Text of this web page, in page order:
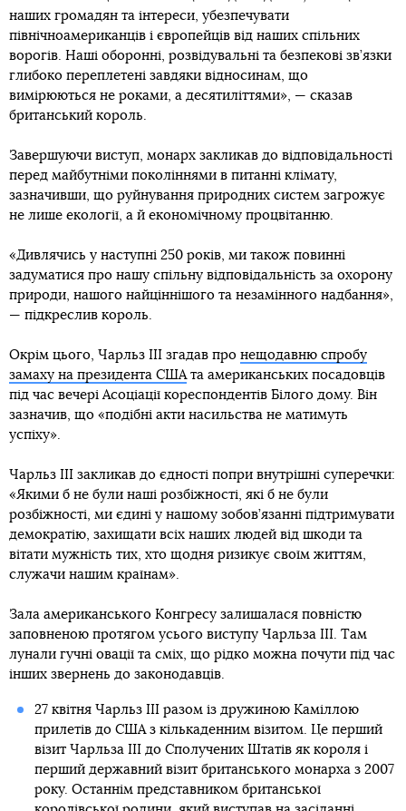
наших громадян та інтереси, убезпечувати
північноамериканців і європейців від наших спільних
ворогів. Наші оборонні, розвідувальні та безпекові зв’язки
глибоко переплетені завдяки відносинам, що
вимірюються не роками, а десятиліттями», — сказав
британський король.
Завершуючи виступ, монарх закликав до відповідальності
перед майбутніми поколіннями в питанні клімату,
зазначивши, що руйнування природних систем загрожує
не лише екології, а й економічному процвітанню.
«Дивлячись у наступні 250 років, ми також повинні
задуматися про нашу спільну відповідальність за охорону
природи, нашого найціннішого та незамінного надбання»,
— підкреслив король.
Окрім цього, Чарльз III згадав про нещодавню спробу
замаху на президента США та американських посадовців
під час вечері Асоціації кореспондентів Білого дому. Він
зазначив, що «подібні акти насильства не матимуть
успіху».
Чарльз III закликав до єдності попри внутрішні суперечки:
«Якими б не були наші розбіжності, які б не були
розбіжності, ми єдині у нашому зобов’язанні підтримувати
демократію, захищати всіх наших людей від шкоди та
вітати мужність тих, хто щодня ризикує своїм життям,
служачи нашим країнам».
Зала американського Конгресу залишалася повністю
заповненою протягом усього виступу Чарльза III. Там
лунали гучні овації та сміх, що рідко можна почути під час
інших звернень до законодавців.
27 квітня Чарльз III разом із дружиною Каміллою
прилетів до США з кількаденним візитом. Це перший
візит Чарльза III до Сполучених Штатів як короля і
перший державний візит британського монарха з 2007
року. Останнім представником британської